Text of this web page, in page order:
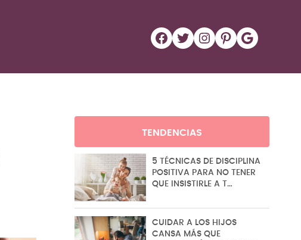
Facebook Twitter Instagram Pinterest Google
TENDENCIAS
5 TÉCNICAS DE DISCIPLINA
POSITIVA PARA NO TENER
QUE INSISTIRLE A T…
CUIDAR A LOS HIJOS
CANSA MÁS QUE